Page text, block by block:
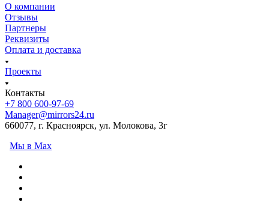
О компании
Отзывы
Партнеры
Реквизиты
Оплата и доставка
Проекты
Контакты
+7 800 600-97-69
Manager@mirrors24.ru
660077, г. Красноярск, ул. Молокова, 3г
Мы в Max